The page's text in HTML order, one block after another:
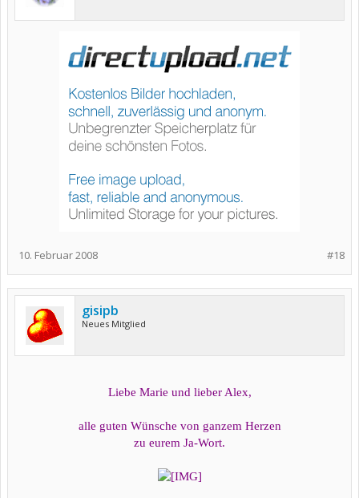
#18
10. Februar 2008
gisipb
Neues Mitglied
Liebe Marie und lieber Alex,
alle guten Wünsche von ganzem Herzen
zu eurem Ja-Wort.